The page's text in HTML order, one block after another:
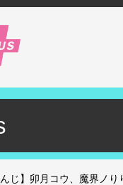
んじ】卯月コウ、魔界ノ